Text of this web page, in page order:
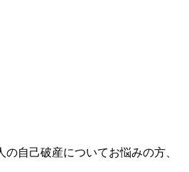
自己破産についてお悩みの方、